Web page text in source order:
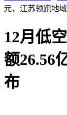
元，江苏领跑地
12月低
额26.56
布